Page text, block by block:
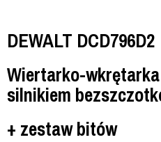
DEWALT DCD796D2
Wiertarko-
silnikiem
+ zestaw bitów